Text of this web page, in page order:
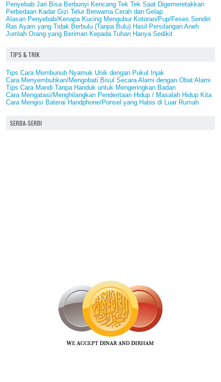
Penyebab Jari Bisa Berbunyi Kencang Tek Tek Saat Digemeretakkan
Perbedaan Kadar Gizi Telur Berwarna Cerah dan Gelap
Alasan Penyebab/Kenapa Kucing Mengubur Kotoran/Pup/Feses Sendiri
Ras Ayam yang Tidak Berbulu (Tanpa Bulu) Hasil Persilangan Aneh
Jumlah Orang yang Beriman Kepada Tuhan Hanya Sedikit
TIPS & TRIK
Tips Cara Membunuh Nyamuk Unik dengan Pukul Injak
Cara Menyembuhkan/Mengobati Bisul Secara Alami dengan Obat Alami
Tips Cara Mandi Tanpa Handuk untuk Mengeringkan Badan
Cara Mengatasi/Menghilangkan Penderitaan Hidup / Masalah Hidup Kita
Cara Mengisi Baterai Handphone/Ponsel yang Habis di Luar Rumah
SERBA-SERBI